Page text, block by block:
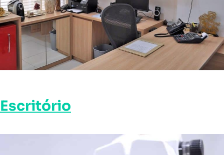
Escritório